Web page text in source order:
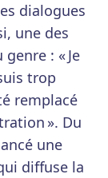
dialogues
une des
: « Je
trop
remplacé
». Du
une
diffuse la